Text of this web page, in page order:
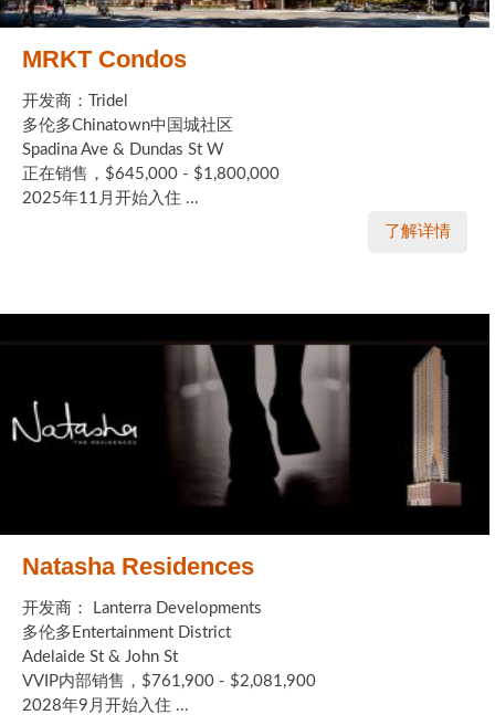
MRKT Condos
开发商：Tridel
多伦多Chinatown中国城社区
Spadina Ave & Dundas St W
正在销售，$645,000 - $1,800,000
2025年11月开始入住 ...
了解详情
Natasha Residences
开发商： Lanterra Developments
多伦多Entertainment District
Adelaide St & John St
VVIP内部销售，$761,900 - $2,081,900
2028年9月开始入住 ...